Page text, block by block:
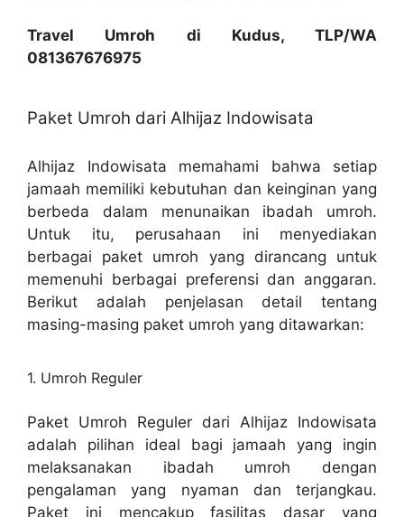
Travel Umroh di Kudus, TLP/WA
081367676975
Paket Umroh dari Alhijaz Indowisata
Alhijaz Indowisata memahami bahwa setiap
jamaah memiliki kebutuhan dan keinginan yang
berbeda dalam menunaikan ibadah umroh.
Untuk itu, perusahaan ini menyediakan
berbagai paket umroh yang dirancang untuk
memenuhi berbagai preferensi dan anggaran.
Berikut adalah penjelasan detail tentang
masing-masing paket umroh yang ditawarkan:
1. Umroh Reguler
Paket Umroh Reguler dari Alhijaz Indowisata
adalah pilihan ideal bagi jamaah yang ingin
melaksanakan ibadah umroh dengan
pengalaman yang nyaman dan terjangkau.
Paket ini mencakup fasilitas dasar yang